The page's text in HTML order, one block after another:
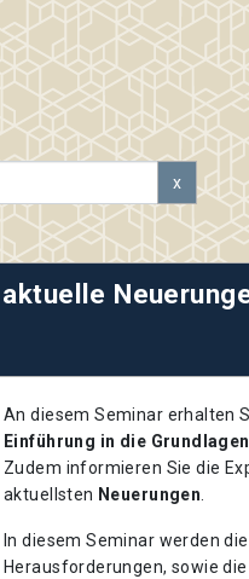
x
An diesem Seminar erhalten
Einführung in die
Zudem informieren Sie die
aktuellsten Neuerungen
In diesem Seminar werden
Herausforderungen, sowie